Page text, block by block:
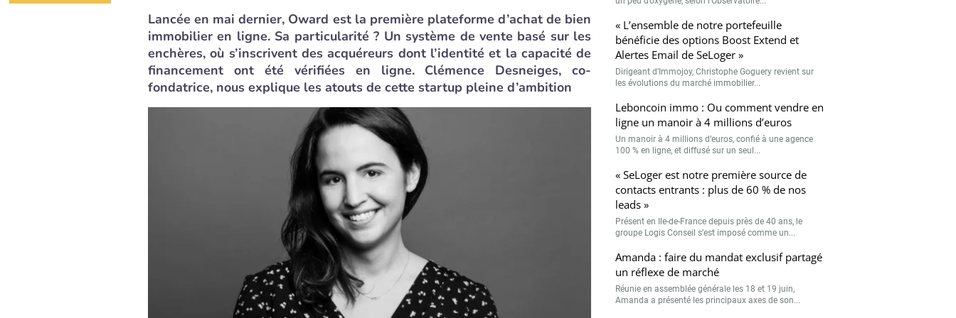
Lancée en mai dernier, Oward est la première plateforme d’achat de bien
immobilier en ligne. Sa particularité ? Un système de vente basé sur les
enchères, où s’inscrivent des acquéreurs dont l’identité et la capacité de
financement ont été vérifiées en ligne. Clémence Desneiges, co-
fondatrice, nous explique les atouts de cette startup pleine d’ambition
« L’ensemble de notre portefeuille
bénéficie des options Boost Extend et
Alertes Email de SeLoger »
Dirigeant d’Immojoy, Christophe Goguery revient sur
les évolutions du marché immobilier...
Leboncoin immo : Ou comment vendre en
ligne un manoir à 4 millions d’euros
Un manoir à 4 millions d’euros, confié à une agence
100 % en ligne, et diffusé sur un seul...
« SeLoger est notre première source de
contacts entrants : plus de 60 % de nos
leads »
Présent en Ile-de-France depuis près de 40 ans, le
groupe Logis Conseil s’est imposé comme un...
Amanda : faire du mandat exclusif partagé
un réflexe de marché
Réunie en assemblée générale les 18 et 19 juin,
Amanda a présenté les principaux axes de son...